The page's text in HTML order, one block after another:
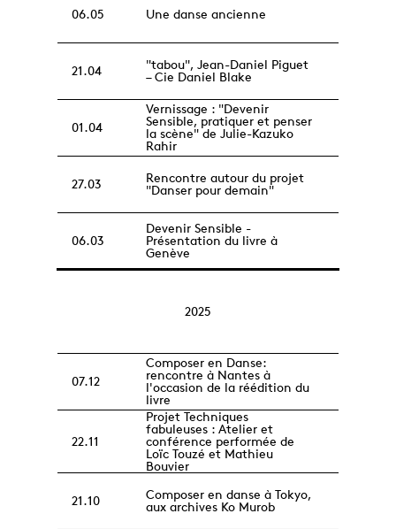
06.05 Une danse ancienne
21.04
"tabou", Jean-Daniel Piguet
– Cie Daniel Blake
01.04
Vernissage : "Devenir
Sensible, pratiquer et penser
la scène" de Julie-Kazuko
Rahir
27.03
Rencontre autour du projet
"Danser pour demain"
06.03
Devenir Sensible -
Présentation du livre à
Genève
2025
07.12
Composer en Danse:
rencontre à Nantes à
l'occasion de la réédition du
livre
22.11
Projet Techniques
fabuleuses : Atelier et
conférence performée de
Loïc Touzé et Mathieu
Bouvier
21.10
Composer en danse à Tokyo,
aux archives Ko Murob